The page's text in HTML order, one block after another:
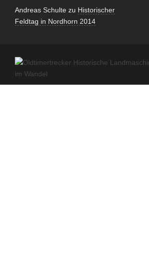
Andreas Schulte zu Historischer
Feldtag in Nordhorn 2014